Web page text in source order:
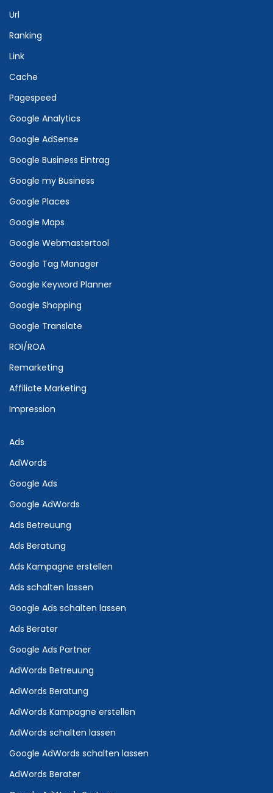
Url
Ranking
Link
Cache
Pagespeed
Google Analytics
Google AdSense
Google Business Eintrag
Google my Business
Google Places
Google Maps
Google Webmastertool
Google Tag Manager
Google Keyword Planner
Google Shopping
Google Translate
ROI/ROA
Remarketing
Affiliate Marketing
Impression
Ads
AdWords
Google Ads
Google AdWords
Ads Betreuung
Ads Beratung
Ads Kampagne erstellen
Ads schalten lassen
Google Ads schalten lassen
Ads Berater
Google Ads Partner
AdWords Betreuung
AdWords Beratung
AdWords Kampagne erstellen
AdWords schalten lassen
Google AdWords schalten lassen
AdWords Berater